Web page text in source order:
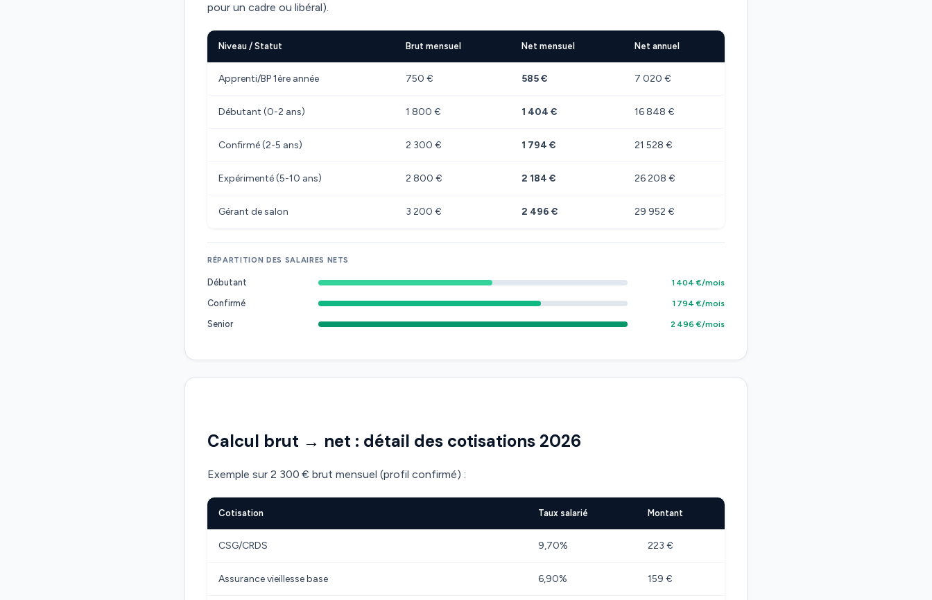
pour un cadre ou libéral).
Niveau / Statut Brut mensuel Net mensuel Net annuel
Apprenti/BP 1ère année 750 € 585 € 7 020 €
Débutant (0-2 ans) 1 800 € 1 404 € 16 848 €
Confirmé (2-5 ans) 2 300 € 1 794 € 21 528 €
Expérimenté (5-10 ans) 2 800 € 2 184 € 26 208 €
Gérant de salon 3 200 € 2 496 € 29 952 €
RÉPARTITION DES SALAIRES NETS
Débutant 1 404 €/mois
Confirmé 1 794 €/mois
Senior 2 496 €/mois
Calcul brut → net : détail des cotisations 2026
Exemple sur 2 300 € brut mensuel (profil confirmé) :
Cotisation Taux salarié Montant
CSG/CRDS 9,70% 223 €
Assurance vieillesse base 6,90% 159 €